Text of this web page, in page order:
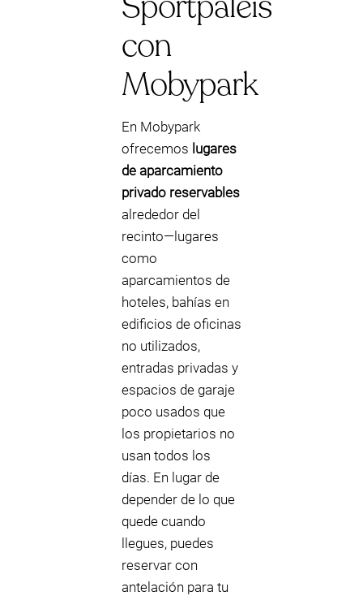
con
Mobypark
En Mobypark
ofrecemos lugares
de aparcamiento
privado reservables
alrededor del
recinto—lugares
como
aparcamientos de
hoteles, bahías en
edificios de oficinas
no utilizados,
entradas privadas y
espacios de garaje
poco usados que
los propietarios no
usan todos los
días. En lugar de
depender de lo que
quede cuando
llegues, puedes
reservar con
antelación para tu